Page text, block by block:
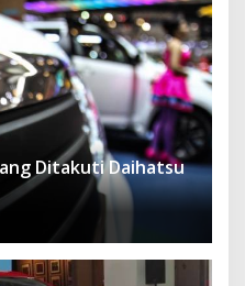
Ditakuti Daihatsu